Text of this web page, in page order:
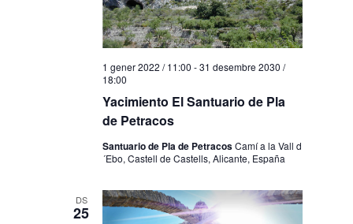
Yacimiento El Santuario de Pla
de Petracos
1 gener 2022 / 11:00 -31 desembre 2030 /
18:00
Santuario de Pla de PetracosCamí a la Vall d
´Ebo, Castell de Castells, Alicante, España
DS
25